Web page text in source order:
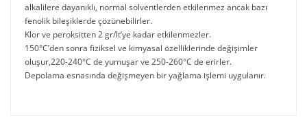
alkalilere dayanıklı, normal solventlerden etkilenmez ancak bazı
fenolik bileşiklerde çözünebilirler.
Klor ve peroksitten 2 gr/lt’ye kadar etkilenmezler.
150°C’den sonra fiziksel ve kimyasal özelliklerinde değişimler
oluşur,220-240°C de yumuşar ve 250-260°C de erirler.
Depolama esnasında değişmeyen bir yağlama işlemi uygulanır.